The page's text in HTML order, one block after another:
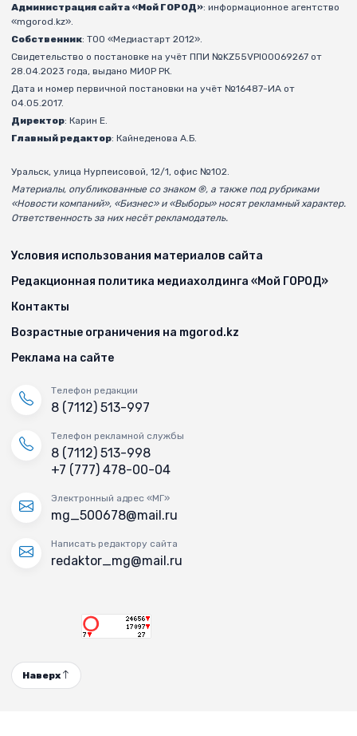
Администрация сайта «Мой ГОРОД»: информационное агентство
«mgorod.kz».
Собственник: ТОО «Медиастарт 2012».
Свидетельство о постановке на учёт ППИ №KZ55VPI00069267 от
28.04.2023 года, выдано МИОР РК.
Дата и номер первичной постановки на учёт №16487-ИА от
04.05.2017.
Директор: Карин Е.
Главный редактор: Кайнеденова А.Б.
Уральск, улица Нурпеисовой, 12/1, офис №102.
Материалы, опубликованные со знаком ®, а также под рубриками
«Новости компаний», «Бизнес» и «Выборы» носят рекламный характер.
Ответственность за них несёт рекламодатель.
Условия использования материалов сайта
Редакционная политика медиахолдинга «Мой ГОРОД»
Контакты
Возрастные ограничения на mgorod.kz
Реклама на сайте
Телефон редакции
8 (7112) 513-997
Телефон рекламной службы
8 (7112) 513-998
+7 (777) 478-00-04
Электронный адрес «МГ»
mg_500678@mail.ru
Написать редактору сайта
redaktor_mg@mail.ru
Наверх